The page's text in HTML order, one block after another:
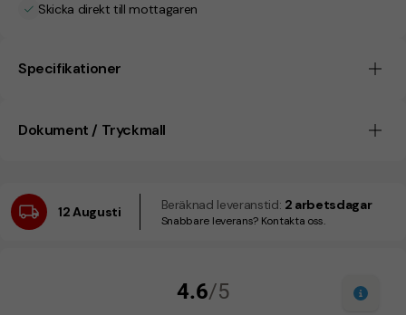
Skicka direkt till mottagaren
Specifikationer
Dokument / Tryckmall
12 Augusti Beräknad leveranstid: 2 arbetsdagar
Snabbare leverans? Kontakta oss.